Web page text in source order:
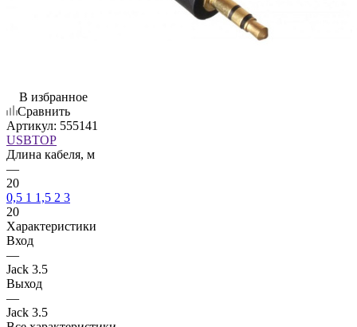
В избранное
Сравнить
Артикул: 555141
USBTOP
Длина кабеля, м
—
20
0,5 1 1,5 2 3
20
Характеристики
Вход
—
Jack 3.5
Выход
—
Jack 3.5